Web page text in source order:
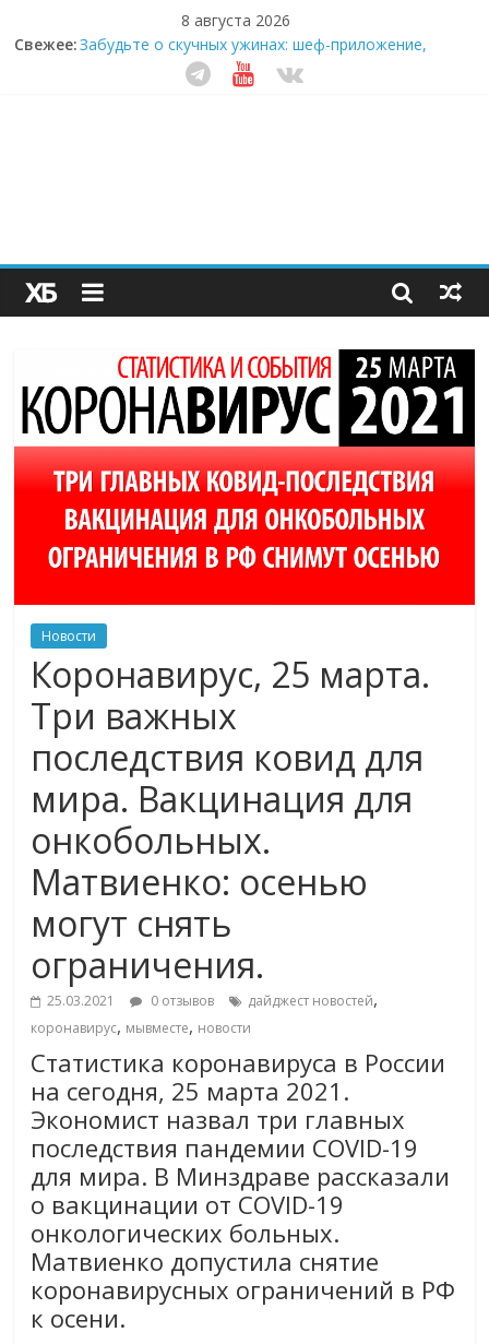
8 августа 2026
Свежее:Забудьте о скучных ужинах: шеф-приложение,
которое видит вашу еду насквозь
Небо зовёт: как бизнес на полётах дронов и
Секрет супергидратации: почему кокосовая вода с
пребиотиками становится главным трендом
здорового питания
Новости
Коронавирус, 25 марта.
Три важных
последствия ковид для
мира. Вакцинация для
онкобольных.
Матвиенко: осенью
могут снять
ограничения.
25.03.2021 0 отзывов дайджест новостей,
коронавирус, мывместе, новости
Статистика коронавируса в России
на сегодня, 25 марта 2021.
Экономист назвал три главных
последствия пандемии COVID-19
для мира. В Минздраве рассказали
о вакцинации от COVID-19
онкологических больных.
Матвиенко допустила снятие
коронавирусных ограничений в РФ
к осени.